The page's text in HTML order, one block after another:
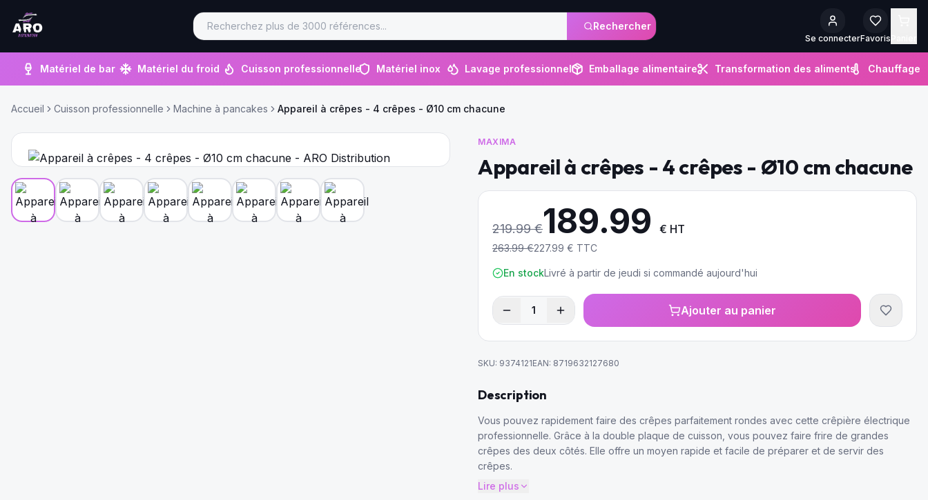
Rechercher
Se connecterFavoris
Matériel de bar Matériel du froid Cuisson professionnelle Matériel inox Lavage professionnel Emballage alimentaire Transformation des aliments Chauffage
Accueil Cuisson professionnelle Machine à pancakes Appareil à crêpes - 4 crêpes - Ø10 cm chacune
MAXIMA
Appareil à crêpes - 4 crêpes - Ø10 cm chacune
219.99€189.99 € HT
263.99€227.99 € TTC
En stockLivré à partir de jeudi si commandé aujourd'hui
1 Ajouter au panier
SKU: 9374121EAN: 8719632127680
Description
Vous pouvez rapidement faire des crêpes parfaitement rondes avec cette crêpière électrique
professionnelle. Grâce à la double plaque de cuisson, vous pouvez faire frire de grandes
crêpes des deux côtés. Elle offre un moyen rapide et facile de préparer et de servir des
crêpes.
Lire plus